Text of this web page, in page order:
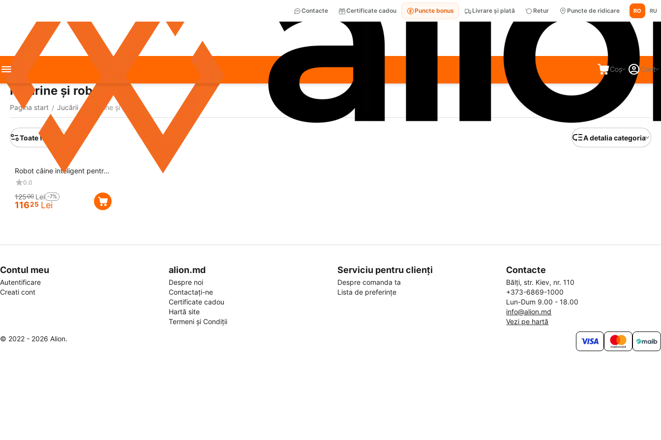
Contacte Certificate cadou Puncte bonus Livrare și plată Retur Puncte de ridicare RO RU
Coș Cont
Figurine și roboți
Pagina start / Jucării / Figurine și roboți
Toate filtrele A detalia categoria
Robot câine inteligent pentru
copii
0.0
11625 Lei
12500 Lei -7%
Contul meu
Autentificare
Creati cont
alion.md
Despre noi
Contactați-ne
Certificate cadou
Hartă site
Termeni și Condiții
Serviciu pentru clienți
Despre comanda ta
Lista de preferințe
Contacte
Bălți, str. Kiev, nr. 110
+373-6869-1000
Lun-Dum 9.00 - 18.00
info@alion.md
Vezi pe hartă
© 2022 - 2026 Alion.